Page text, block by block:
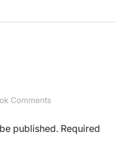
Comments
published. Required